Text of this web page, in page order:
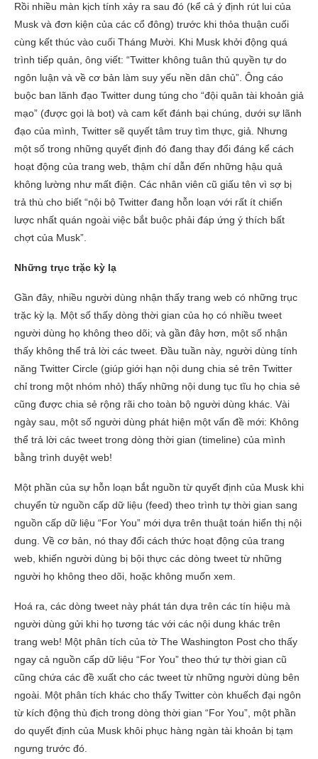
Rồi nhiều màn kịch tính xảy ra sau đó (kể cả ý định rút lui của
Musk và đơn kiện của các cổ đông) trước khi thỏa thuận cuối
cùng kết thúc vào cuối Tháng Mười. Khi Musk khởi động quá
trình tiếp quản, ông viết: “Twitter không tuân thủ quyền tự do
ngôn luận và về cơ bản làm suy yếu nền dân chủ”. Ông cáo
buộc ban lãnh đạo Twitter dung túng cho “đội quân tài khoản giả
mạo” (được gọi là bot) và cam kết đánh bại chúng, dưới sự lãnh
đạo của mình, Twitter sẽ quyết tâm truy tìm thực, giả. Nhưng
một số trong những quyết định đó đang thay đổi đáng kể cách
hoạt động của trang web, thậm chí dẫn đến những hậu quả
không lường như mất điện. Các nhân viên cũ giấu tên vì sợ bị
trả thù cho biết “nội bộ Twitter đang hỗn loạn với rất ít chiến
lược nhất quán ngoài việc bắt buộc phải đáp ứng ý thích bất
chợt của Musk”.
Những trục trặc kỳ lạ
Gần đây, nhiều người dùng nhận thấy trang web có những trục
trặc kỳ lạ. Một số thấy dòng thời gian của họ có nhiều tweet
người dùng họ không theo dõi; và gần đây hơn, một số nhận
thấy không thể trả lời các tweet. Đầu tuần này, người dùng tính
năng Twitter Circle (giúp giới hạn nội dung chia sẻ trên Twitter
chỉ trong một nhóm nhỏ) thấy những nội dung tục tĩu họ chia sẻ
cũng được chia sẻ rộng rãi cho toàn bộ người dùng khác. Vài
ngày sau, một số người dùng phát hiện một vấn đề mới: Không
thể trả lời các tweet trong dòng thời gian (timeline) của mình
bằng trình duyệt web!
Một phần của sự hỗn loạn bắt nguồn từ quyết định của Musk khi
chuyển từ nguồn cấp dữ liệu (feed) theo trình tự thời gian sang
nguồn cấp dữ liệu “For You” mới dựa trên thuật toán hiển thị nội
dung. Về cơ bản, nó thay đổi cách thức hoạt động của trang
web, khiến người dùng bị bội thực các dòng tweet từ những
người họ không theo dõi, hoặc không muốn xem.
Hoá ra, các dòng tweet này phát tán dựa trên các tín hiệu mà
người dùng gửi khi họ tương tác với các nội dung khác trên
trang web! Một phân tích của tờ The Washington Post cho thấy
ngay cả nguồn cấp dữ liệu “For You” theo thứ tự thời gian cũ
cũng chứa các đề xuất cho các tweet từ những người dùng bên
ngoài. Một phân tích khác cho thấy Twitter còn khuếch đại ngôn
từ kích động thù địch trong dòng thời gian “For You”, một phần
do quyết định của Musk khôi phục hàng ngàn tài khoản bị tạm
ngưng trước đó.